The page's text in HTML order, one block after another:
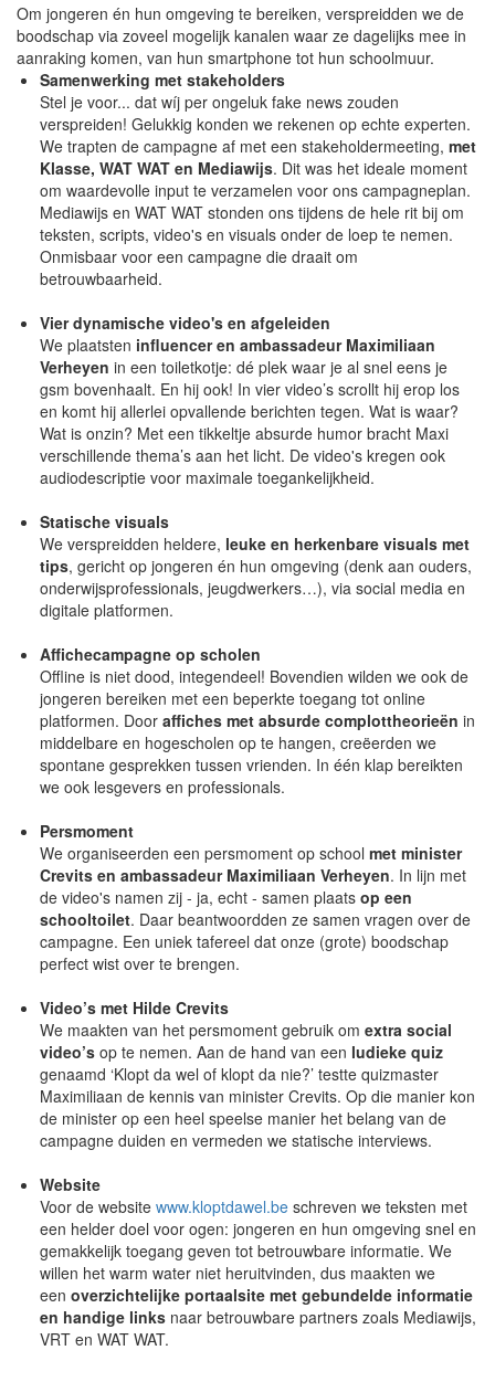
Om jongeren én hun omgeving te bereiken, verspreidden we de
boodschap via zoveel mogelijk kanalen waar ze dagelijks mee in
aanraking komen, van hun smartphone tot hun schoolmuur.
Samenwerking met stakeholders
Stel je voor... dat wíj per ongeluk fake news zouden
verspreiden! Gelukkig konden we rekenen op echte experten.
We trapten de campagne af met een stakeholdermeeting, met
Klasse, WAT WAT en Mediawijs. Dit was het ideale moment
om waardevolle input te verzamelen voor ons campagneplan.
Mediawijs en WAT WAT stonden ons tijdens de hele rit bij om
teksten, scripts, video's en visuals onder de loep te nemen.
Onmisbaar voor een campagne die draait om
betrouwbaarheid.
Vier dynamische video's en afgeleiden
We plaatsten influencer en ambassadeur Maximiliaan
Verheyen in een toiletkotje: dé plek waar je al snel eens je
gsm bovenhaalt. En hij ook! In vier video’s scrollt hij erop los
en komt hij allerlei opvallende berichten tegen. Wat is waar?
Wat is onzin? Met een tikkeltje absurde humor bracht Maxi
verschillende thema’s aan het licht. De video's kregen ook
audiodescriptie voor maximale toegankelijkheid.
Statische visuals
We verspreidden heldere, leuke en herkenbare visuals met
tips, gericht op jongeren én hun omgeving (denk aan ouders,
onderwijsprofessionals, jeugdwerkers…), via social media en
digitale platformen.
Affichecampagne op scholen
Offline is niet dood, integendeel! Bovendien wilden we ook de
jongeren bereiken met een beperkte toegang tot online
platformen. Door affiches met absurde complottheorieën in
middelbare en hogescholen op te hangen, creëerden we
spontane gesprekken tussen vrienden. In één klap bereikten
we ook lesgevers en professionals.
Persmoment
We organiseerden een persmoment op school met minister
Crevits en ambassadeur Maximiliaan Verheyen. In lijn met
de video's namen zij - ja, echt - samen plaats op een
schooltoilet. Daar beantwoordden ze samen vragen over de
campagne. Een uniek tafereel dat onze (grote) boodschap
perfect wist over te brengen.
Video’s met Hilde Crevits
We maakten van het persmoment gebruik om extra social
video’s op te nemen. Aan de hand van een ludieke quiz
genaamd ‘Klopt da wel of klopt da nie?’ testte quizmaster
Maximiliaan de kennis van minister Crevits. Op die manier kon
de minister op een heel speelse manier het belang van de
campagne duiden en vermeden we statische interviews.
Website
Voor de website www.kloptdawel.be schreven we teksten met
een helder doel voor ogen: jongeren en hun omgeving snel en
gemakkelijk toegang geven tot betrouwbare informatie. We
willen het warm water niet heruitvinden, dus maakten we
een overzichtelijke portaalsite met gebundelde informatie
en handige links naar betrouwbare partners zoals Mediawijs,
VRT en WAT WAT.